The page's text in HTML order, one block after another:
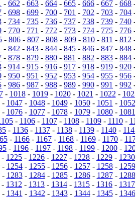
- 662 - 663 - 664 - 665 - 666 - 667 - 668
- 698 - 699 - 700 - 701 - 702 - 703 - 704
- 734- 735- 736- 737- 738- 739- 740
- 770 - 771 - 772 - 773 - 774 - 775 - 776
- 806- 807- 808- 809- 810- 811 - 812
- 842 - 843 - 844 - 845 - 846 - 847 - 848
- 878 - 879 - 880 - 881 - 882 - 883 - 884
- 914- 915- 916- 917- 918- 919- 920
- 950 - 951 - 952 - 953 - 954 - 955 - 956
- 986 - 987 - 988 - 989 - 990 - 991 - 992
- 1018- 1019- 1020- 1021 - 1022 -
- 1047- 1048- 1049- 1050- 1051 - 1052
- 1076- 1077- 1078- 1079- 1080- 1081
- 1106- 1107- 1108- 1109- 1110-
- 1136 - 1137 - 1138 - 1139 - 1140 -
- 1166 - 1167 - 1168 - 1169 - 1170 -
- 1196 - 1197 - 1198 - 1199 - 1200 -
- 1225 - 1226 - 1227 - 1228 - 1229 - 1230
- 1254- 1255- 1256- 1257- 1258- 1259
- 1283- 1284- 1285- 1286- 1287- 1288
- 1312 - 1313 - 1314 - 1315 - 1316 - 1317
- 1341 - 1342 - 1343- 1344- 1345- 1346